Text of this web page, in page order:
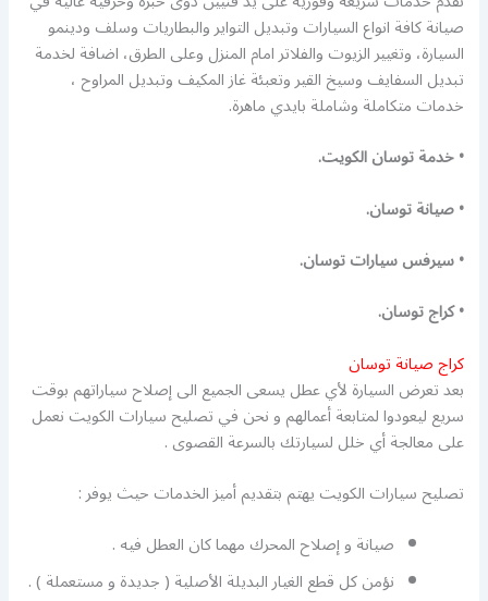
صيانة كافة انواع السيارات وتبديل التواير والبطاريات وسلف ودينمو
السيارة، وتغيير الزيوت والفلاتر امام المنزل وعلى الطرق، اضافة لخدمة
تبديل السفايف وسيخ القير وتعبئة غاز المكيف وتبديل المراوح ،
خدمات متكاملة وشاملة بايدي ماهرة.
• خدمة توسان الكويت.
• صيانة توسان.
• سيرفس سيارات توسان.
• كراج توسان.
كراج صيانة توسان
بعد تعرض السيارة لأي عطل يسعى الجميع الى إصلاح سياراتهم بوقت
سريع ليعودوا لمتابعة أعمالهم و نحن في تصليح سيارات الكويت نعمل
على معالجة أي خلل لسيارتك بالسرعة القصوى .
تصليح سيارات الكويت يهتم بتقديم أميز الخدمات حيث يوفر :
صيانة و إصلاح المحرك مهما كان العطل فيه .
نؤمن كل قطع الغيار البديلة الأصلية ( جديدة و مستعملة ) .